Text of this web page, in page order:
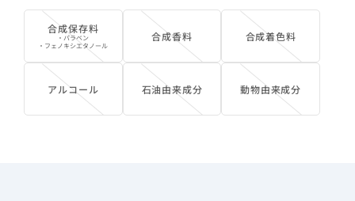
合成保存料
・パラベン
・フェノキシエタノール
合成香料 合成着色料
アルコール 石油由来成分 動物由来成分